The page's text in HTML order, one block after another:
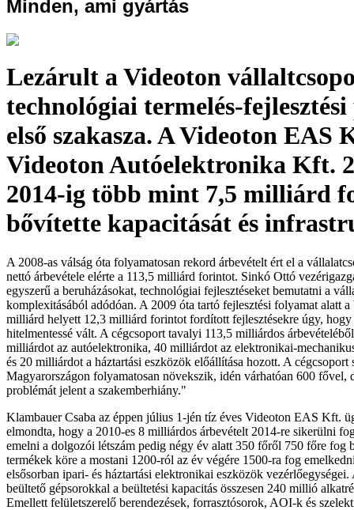
Minden, ami gyártás
Lezárult a Videoton
technológiai termelés-
első szakasza. A Videoton EAS
Videoton Autóelektronika Kft.
2014-ig több mint 7,5 milliárd
bővítette kapacitását és
A 2008-as válság óta folyamatosan rekord árbevételt ért el a
nettó árbevétele elérte a 113,5 milliárd forintot. Sinkó Ottó
egyszerű a beruházásokat, technológiai fejlesztéseket bemutatni a
komplexitásából adódóan. A 2009 óta tartó fejlesztési folyamat alatt
milliárd helyett 12,3 milliárd forintot fordított fejlesztésekre úgy, hogy
hitelmentessé vált. A cégcsoport tavalyi 113,5 milliárdos
milliárdot az autóelektronika, 40 milliárdot az elektronikai-
és 20 milliárdot a háztartási eszközök előállítása hozott. A cégcsoport
Magyarországon folyamatosan növekszik, idén várhatóan 600 fővel,
problémát jelent a szakemberhiány."
Klambauer Csaba az éppen július 1-jén tíz éves Videoton EAS Kft.
elmondta, hogy a 2010-es 8 milliárdos árbevételt 2014-re sikerülni
emelni a dolgozói létszám pedig négy év alatt 350 főről 750 főre fog
termékek köre a mostani 1200-ról az év végére 1500-ra fog
elsősorban ipari- és háztartási elektronikai eszközök
beültető gépsorokkal a beültetési kapacitás összesen 240 millió
Emellett felületszerelő berendezések, forrasztósorok, AOI-k és